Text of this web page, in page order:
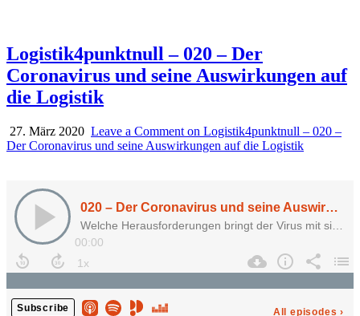
Logistik4punktnull – 020 – Der
Coronavirus und seine Auswirkungen auf
die Logistik
27. März 2020 Leave a Comment on Logistik4punktnull – 020 –
Der Coronavirus und seine Auswirkungen auf die Logistik